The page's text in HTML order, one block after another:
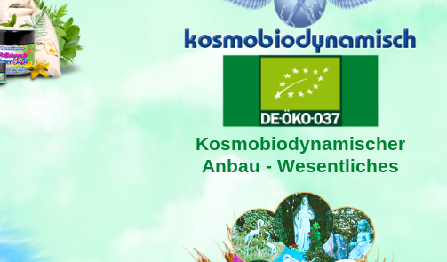
Kosmobiodynamischer
Anbau - Wesentliches